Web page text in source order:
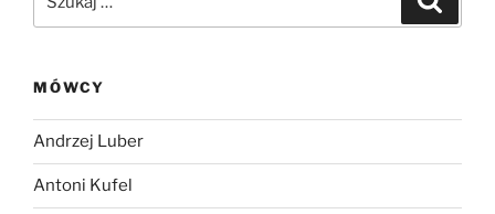
MÓWCY
Andrzej Luber
Antoni Kufel